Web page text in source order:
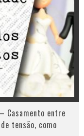
Casamento entre
tensão, como